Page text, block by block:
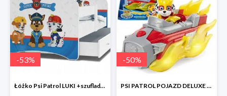
-53%
Łóżko Psi Patrol LUKI +szuflada+materac+grafika -52%
-50%
PSI PATROL POJAZD DELUXE FIGURKA MARSHALL MIGHTY -50%